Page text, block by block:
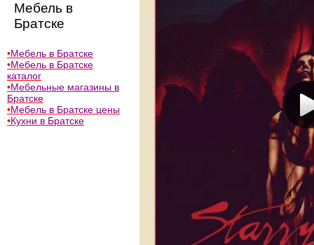
Мебель в
Братске
•Мебель в Братске
•Мебель в Братске
каталог
•Мебельные магазины в
Братске
•Мебель в Братске цены
•Кухни в Братске